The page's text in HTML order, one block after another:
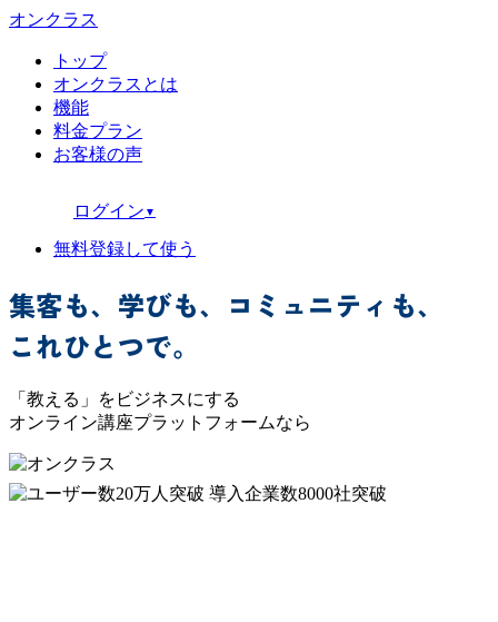
オンクラス
トップ
オンクラスとは
機能
料金プラン
お客様の声
ログイン ▼
無料登録して使う
集客も、 学びも、 コミュニティ も、
これひとつで。
「教える」をビジネスにする
オンライン講座プラットフォームなら